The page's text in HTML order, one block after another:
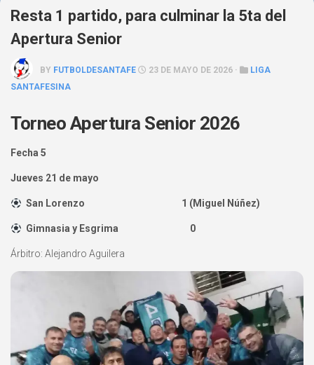
Resta 1 partido, para culminar la 5ta del
Apertura Senior
BY FUTBOLDESANTAFE 23 DE MAYO DE 2026 ·
LIGA
SANTAFESINA
Torneo Apertura Senior 2026
Fecha 5
Jueves 21 de mayo
San Lorenzo 1 (Miguel Núñez)
Gimnasia y Esgrima 0
Árbitro: Alejandro Aguilera